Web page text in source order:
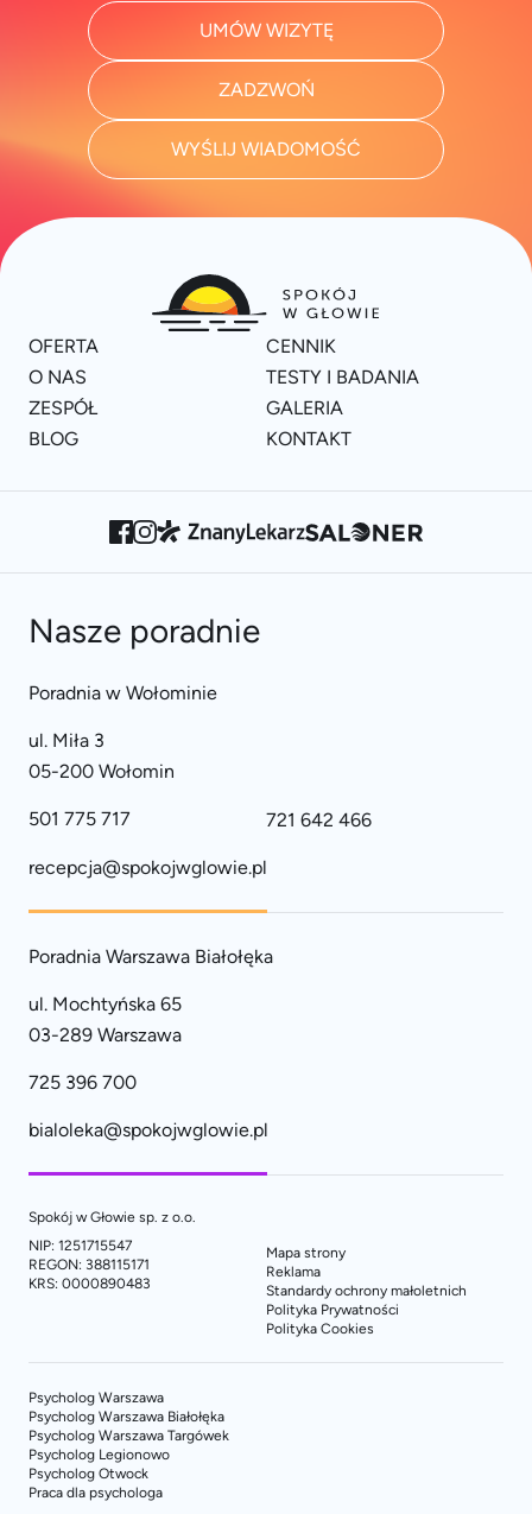
UMÓW WIZYTĘ
ZADZWOŃ
WYŚLIJ WIADOMOŚĆ
OFERTA
CENNIK
O NAS
TESTY I BADANIA
ZESPÓŁ
GALERIA
BLOG
KONTAKT
Nasze poradnie
Poradnia w Wołominie
ul. Miła 3
05-200 Wołomin
501 775 717 721 642 466
recepcja@spokojwglowie.pl
Poradnia Warszawa Białołęka
ul. Mochtyńska 65
03-289 Warszawa
725 396 700
bialoleka@spokojwglowie.pl
Spokój w Głowie sp. z o.o.
NIP: 1251715547
REGON: 388115171
KRS: 0000890483
Mapa strony
Reklama
Standardy ochrony małoletnich
Polityka Prywatności
Polityka Cookies
Psycholog Warszawa
Psycholog Warszawa Białołęka
Psycholog Warszawa Targówek
Psycholog Legionowo
Psycholog Otwock
Praca dla psychologa